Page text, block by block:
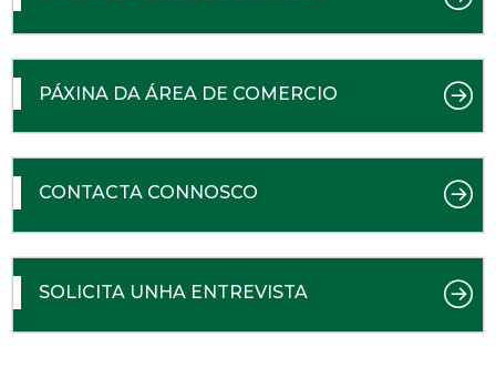
PÁXINA DA ÁREA DE COMERCIO
CONTACTA CONNOSCO
SOLICITA UNHA ENTREVISTA